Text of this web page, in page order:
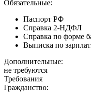
Обязательные:
Паспорт РФ
Справка 2-НДФЛ
Справка по форме
Выписка по
Дополнительные:
не требуются
Требования
Гражданство: